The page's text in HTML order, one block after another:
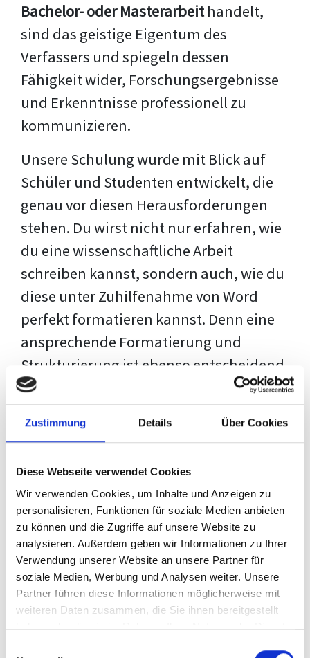
Zustimmung Details Über Cookies
Diese Webseite verwendet Cookies
Wir verwenden Cookies, um Inhalte und Anzeigen zu
personalisieren, Funktionen für soziale Medien anbieten
zu können und die Zugriffe auf unsere Website zu
analysieren. Außerdem geben wir Informationen zu Ihrer
Verwendung unserer Website an unsere Partner für
soziale Medien, Werbung und Analysen weiter. Unsere
Partner führen diese Informationen möglicherweise mit
weiteren Daten zusammen, die Sie ihnen bereitgestellt
haben oder die sie im Rahmen Ihrer Nutzung der Dienste
Bachelor- oder Masterarbeithandelt,
sind das geistige Eigentum des
Verfassers und spiegeln dessen
Fähigkeit wider, Forschungsergebnisse
und Erkenntnisse professionell zu
kommunizieren.
Unsere Schulung wurde mit Blick auf
Schüler und Studenten entwickelt, die
genau vor diesen Herausforderungen
stehen. Du wirst nicht nur erfahren, wie
du eine wissenschaftliche Arbeit
schreiben kannst, sondern auch, wie du
diese unter Zuhilfenahme von Word
perfekt formatieren kannst. Denn eine
ansprechende Formatierung und
Strukturierung ist ebenso entscheidend
wie der Inhalt selbst. Jeder Prüfer hat
eigene Erwartungen, und unsere
Schulung ist so konzipiert, dass sie dir
deiner individuellen Vorlage zeigt,
anstatt eine Einheitslösung zu bieten.
Der Prozess des wissenschaftlichen
Schreibens kann ohne das richtige
Wissen eine große Herausforderung
darstellen. Jedoch, ausgestattet mit
denTechniken und Strategiendieses
Kurses, wird die Formatierung deiner